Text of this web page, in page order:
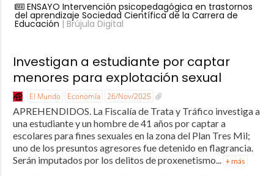
ENSAYO Intervención psicopedagógica en trastornos
del aprendizaje Sociedad Científica de la Carrera de
Educación | Brújula Digital
Investigan a estudiante por captar
menores para explotación sexual
El Mundo Economía 26/Nov/2025
APREHENDIDOS. La Fiscalía de Trata y Tráfico investiga a
una estudiante y un hombre de 41 años por captar a
escolares para fines sexuales en la zona del Plan Tres Mil;
uno de los presuntos agresores fue detenido en flagrancia.
Serán imputados por los delitos de proxenetismo... + más